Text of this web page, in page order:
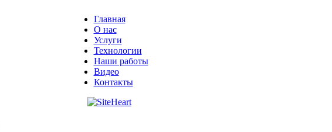
Главная
О нас
Услуги
Технологии
Наши работы
Видео
Контакты